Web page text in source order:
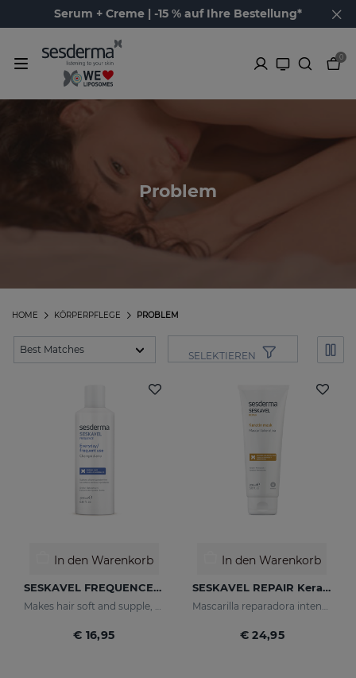
Serum + Creme | -15 % auf Ihre Bestellung*
0
Problem
PROBLEM
KÖRPERPFLEGE
HOME
SELEKTIEREN
In den Warenkorb
SESKAVEL FREQUENCE Frequenzshampoo
Makes hair soft and supple, protecting it from oxidative damage and external agents.
€ 16,95
In den Warenkorb
SESKAVEL REPAIR Keratin-Haarkur
Mascarilla reparadora intensiva que reconstruye, nutre el cabello y evita el encrespamiento.
€ 24,95